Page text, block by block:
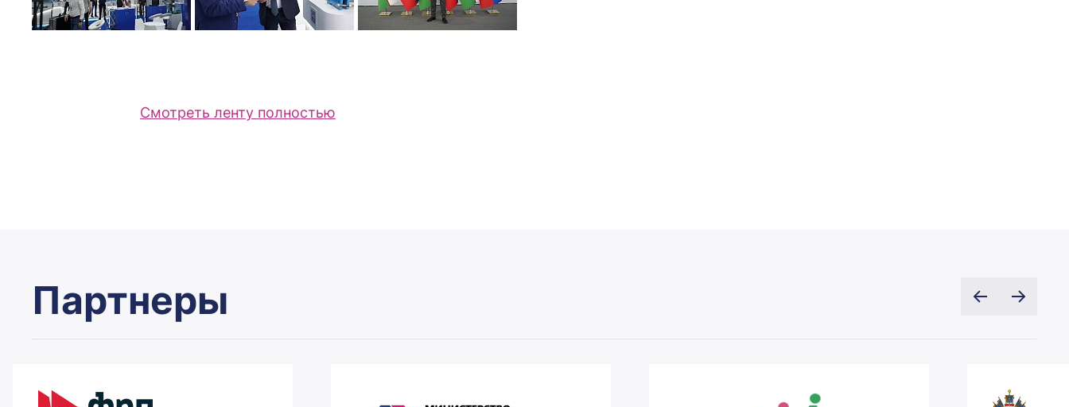
Смотреть ленту полностью
Партнеры